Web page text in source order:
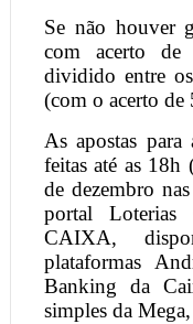
Se não houver
com acerto
dividido entre
(com o acerto de
As apostas
feitas até as
de dezembro
portal
CAIXA,
plataformas
Banking da
simples da